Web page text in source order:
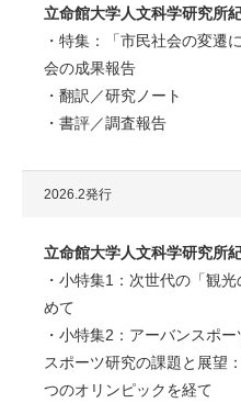
立命館大学人文科学研究所
特集：「市民社会の変遷
会の成果報告
翻訳／研究ノート
書評／調査報告
2026.2発行
立命館大学人文科学研究所
小特集1：次世代の「観
めて
小特集2：アーバンスポ
スポーツ研究の課題と展望
つのオリンピックを経て